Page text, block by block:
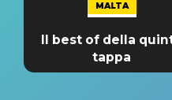
MALTA
Il best of della
tappa